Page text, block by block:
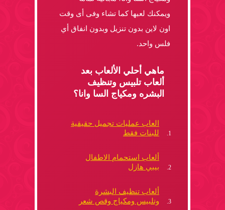
ويمكنك لعبها كما تشاء وفى أى وقت
اون لاين بدون تنزيل وبدون انفاق أي
فلس واحد.
ماهي أحلي الألعاب بعد
ألعاب تلبيس وتنظيف
البشره ومكياج السا وانا؟
العاب عمليات تجميل حقيقية
للبنات فقط
ألعاب استحمام الاطفال
بيبي هازل
ألعاب تنظيف البشرة
وتلبيس ومكياج وقص شعر